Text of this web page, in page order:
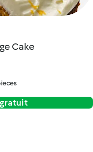
Cake